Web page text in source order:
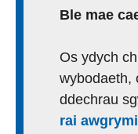
Ble mae
Os ydych
wybodaeth,
ddechrau
rai